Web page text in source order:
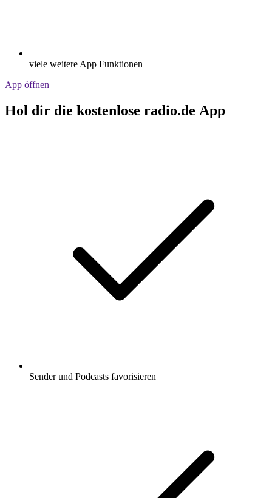
viele weitere App Funktionen
App öffnen
Hol dir die kostenlose radio.de App
Sender und Podcasts favorisieren